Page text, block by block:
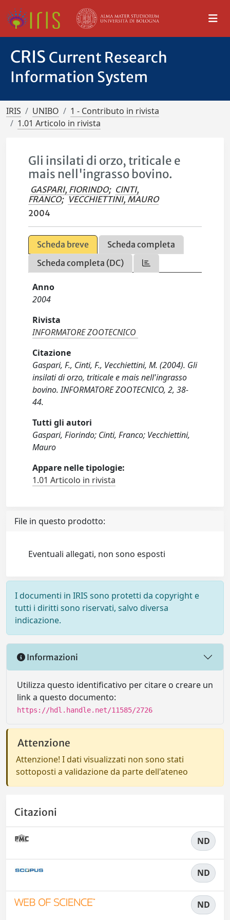
CRIS Current Research
Information System
IRIS UNIBO
1 - Contributo in rivista
1.01 Articolo in rivista
Gli insilati di orzo, triticale e
mais nell'ingrasso bovino.
GASPARI, FIORINDO; CINTI,
FRANCO; VECCHIETTINI, MAURO
2004
Scheda breve
Scheda completa
Scheda completa (DC)
Anno
2004
Rivista
INFORMATORE ZOOTECNICO
Citazione
Gaspari, F., Cinti, F., Vecchiettini, M. (2004). Gli
insilati di orzo, triticale e mais nell'ingrasso
bovino. INFORMATORE ZOOTECNICO, 2, 38-
44.
Tutti gli autori
Gaspari, Fiorindo; Cinti, Franco; Vecchiettini,
Mauro
Appare nelle tipologie:
1.01 Articolo in rivista
File in questo prodotto:
Eventuali allegati, non sono esposti
I documenti in IRIS sono protetti da copyright e
tutti i diritti sono riservati, salvo diversa
indicazione.
Informazioni
Utilizza questo identificativo per citare o creare un
link a questo documento:
https://hdl.handle.net/11585/2726
Attenzione
Attenzione! I dati visualizzati non sono stati
sottoposti a validazione da parte dell'ateneo
Citazioni
ND
ND
ND